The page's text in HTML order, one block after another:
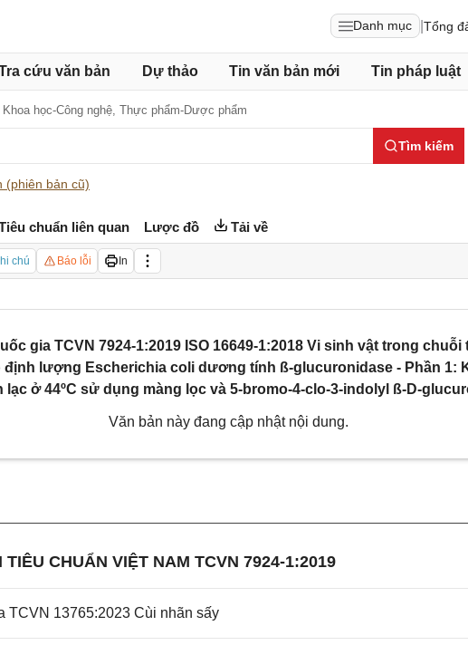
Danh mục Tổng
cứu văn bản Dự thảo Tin văn bản mới Tin pháp luật
Khoa học-Công nghệ, Thực phẩm-Dược phẩm
Tìm kiếm
(phiên bản cũ)
chuẩn liên quan Lược đồ Tải về
chú Báo lỗi In
gia TCVN 7924-1:2019 ISO 16649-1:2018 Vi sinh vật trong
định lượng Escherichia coli dương tính ß-glucuronidase - Phần 1:
lạc ở 44ºC sử dụng màng lọc và 5-bromo-4-clo-3-indolyl ß-D-
Văn bản này đang cập nhật nội dung.
CHUẨN VIỆT NAM TCVN 7924-1:2019
TCVN 13765:2023 Cùi nhãn sấy